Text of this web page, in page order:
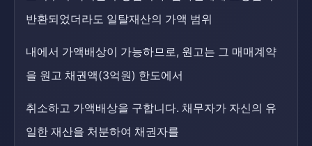
반환되었더라도 일탈재산의 가액 범위
내에서 가액배상이 가능하므로, 원고는 그 매매계약
을 원고 채권액(3억원) 한도에서
취소하고 가액배상을 구합니다. 채무자가 자신의 유
일한 재산을 처분하여 채권자를